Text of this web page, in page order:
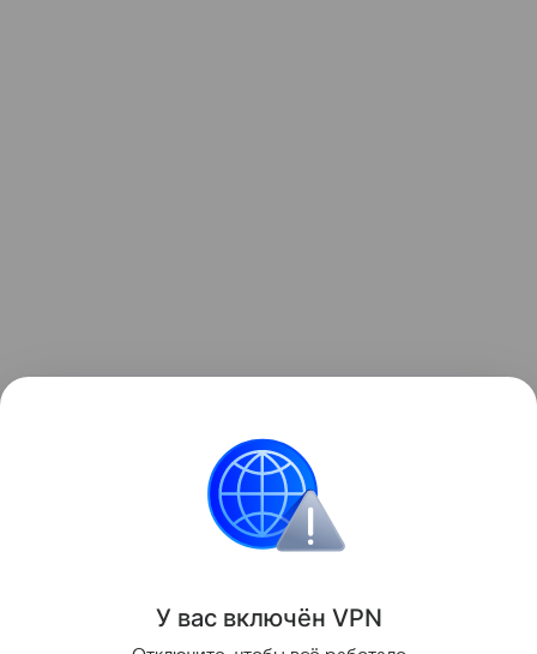
8 бабушкиных советов, которым
.
У вас включён VPN